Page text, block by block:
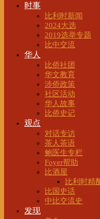
时事
比利时新闻
2024大选
2019选举专题
比中交流
华人
比侨社团
华文教育
涉侨政策
社区活动
华人故事
比侨史记
观点
对话专访
茶人茶语
鲍医生专栏
Foyer帮助
比酒屋
比利时精
比国史话
中比交流史
发现